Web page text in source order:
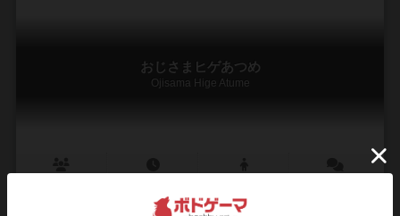
おじさまヒゲあつめ
Ojisama Hige Atume
ヒゲをもってヒゲを制すゲーム！ツホのデビュー作品だよ！